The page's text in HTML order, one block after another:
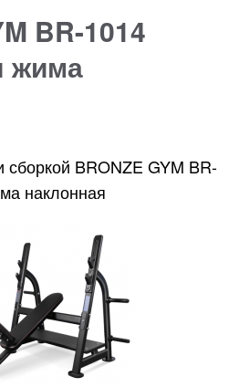
BR-1014
жима
сборкой BRONZE GYM BR-
наклонная